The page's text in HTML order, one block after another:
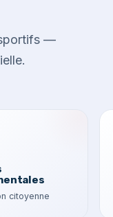
—
citoyenne